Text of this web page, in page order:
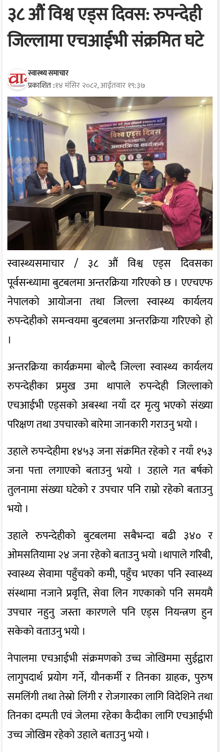
३८ औं विश्व एड्स दिवस: रुपन्देही
जिल्लामा एचआईभी संक्रमित घटे
स्वास्थ्य समाचार
प्रकाशित :१४ मंसिर २०८२, आईतवार १९:३७
स्वास्थ्यसमाचार / ३८ औं विश्व एड्स दिवसका
पूर्वसन्ध्यामा बुटबलमा अन्तरक्रिया गरिएको छ । एएचएफ
नेपालको आयोजना तथा जिल्ला स्वास्थ्य कार्यलय
रुपन्देहीको समन्वयमा बुटबलमा अन्तरक्रिया गरिएको हो
।
अन्तरक्रिया कार्यक्रममा बोल्दै जिल्ला स्वास्थ्य कार्यलय
रुपन्देहीका प्रमुख उमा थापाले रुपन्देही जिल्लाको
एचआईभी एड्सको अबस्था नयाँ दर मृत्यु भएको संख्या
परिक्षण तथा उपचारको बारेमा जानकारी गराउनु भयो ।
उहाले रुपन्देहीमा १४५३ जना संक्रमित रहेको र नयाँ १५३
जना पत्ता लगाएको बताउनु भयो । उहाले गत बर्षको
तुलनामा संख्या घटेको र उपचार पनि राम्रो रहेको बताउनु
भयो ।
उहाले रुपन्देहीको बुटबलमा सबैभन्दा बढी ३४० र
ओमसतियामा २४ जना रहेको बताउनु भयो ।थापाले गरिबी,
स्वास्थ्य सेवामा पहुँचको कमी, पहुँच भएका पनि स्वास्थ्य
संस्थामा नजाने प्रवृत्ति, सेवा लिन गएकाको पनि समयमै
उपचार नहुनु जस्ता कारणले पनि एड्स नियन्त्रण हुन
सकेको वताउनु भयो ।
नेपालमा एचआईभी संक्रमणको उच्च जोखिममा सुईद्वारा
लागुपदार्थ प्रयोग गर्ने, यौनकर्मी र तिनका ग्राहक, पुरुष
समलिंगी तथा तेस्रो लिंगी र रोजगारका लागि विदेशिने तथा
तिनका दम्पती एवं जेलमा रहेका कैदीका लागि एचआईभी
उच्च जोखिम रहेको उहाले बताउनु भयो ।